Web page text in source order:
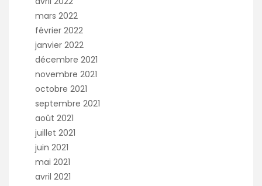
mars 2022
février 2022
janvier 2022
décembre 2021
novembre 2021
octobre 2021
septembre 2021
août 2021
juillet 2021
juin 2021
mai 2021
avril 2021